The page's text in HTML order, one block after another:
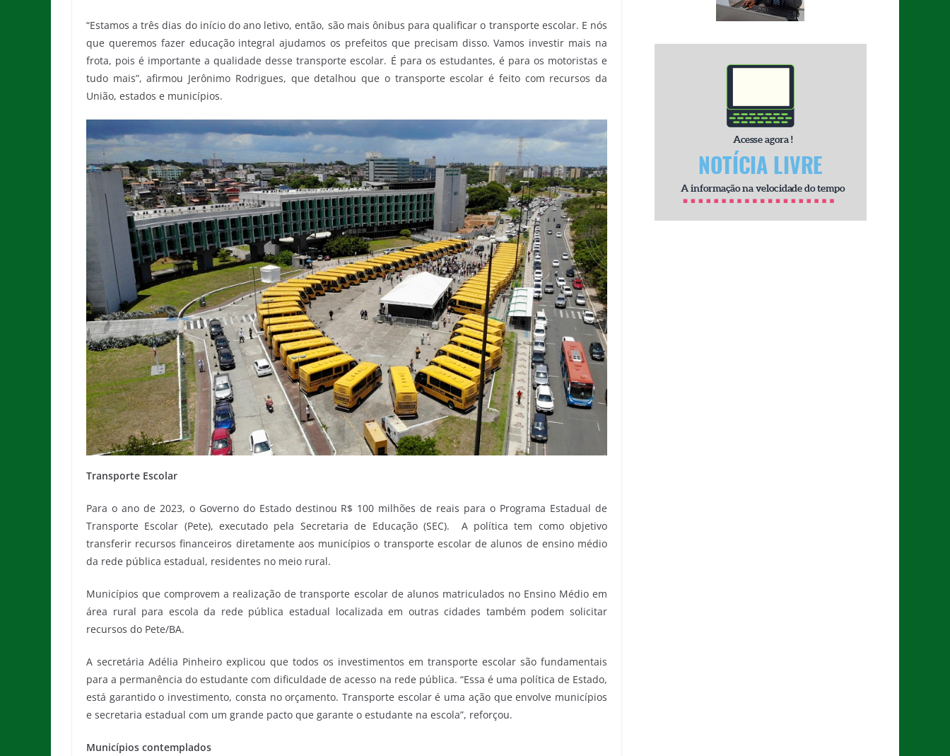
“Estamos a três dias do início do ano letivo, então, são mais ônibus para qualificar o transporte escolar. E nós
que queremos fazer educação integral ajudamos os prefeitos que precisam disso. Vamos investir mais na
frota, pois é importante a qualidade desse transporte escolar. É para os estudantes, é para os motoristas e
tudo mais”, afirmou Jerônimo Rodrigues, que detalhou que o transporte escolar é feito com recursos da
União, estados e municípios.
Transporte Escolar
Para o ano de 2023, o Governo do Estado destinou R$ 100 milhões de reais para o Programa Estadual de
Transporte Escolar (Pete), executado pela Secretaria de Educação (SEC). A política tem como objetivo
transferir recursos financeiros diretamente aos municípios o transporte escolar de alunos de ensino médio
da rede pública estadual, residentes no meio rural.
Municípios que comprovem a realização de transporte escolar de alunos matriculados no Ensino Médio em
área rural para escola da rede pública estadual localizada em outras cidades também podem solicitar
recursos do Pete/BA.
A secretária Adélia Pinheiro explicou que todos os investimentos em transporte escolar são fundamentais
para a permanência do estudante com dificuldade de acesso na rede pública. “Essa é uma política de Estado,
está garantido o investimento, consta no orçamento. Transporte escolar é uma ação que envolve municípios
e secretaria estadual com um grande pacto que garante o estudante na escola”, reforçou.
Municípios contemplados